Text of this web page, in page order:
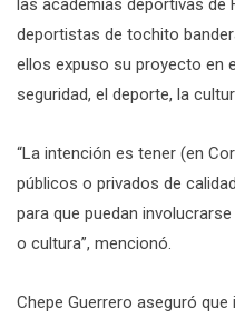
las academias deportivas de
deportistas de tochito
ellos expuso su proyecto en
seguridad, el deporte, la
“La intención es tener (en
públicos o privados de
para que puedan
o cultura”, mencionó.
Chepe Guerrero aseguró